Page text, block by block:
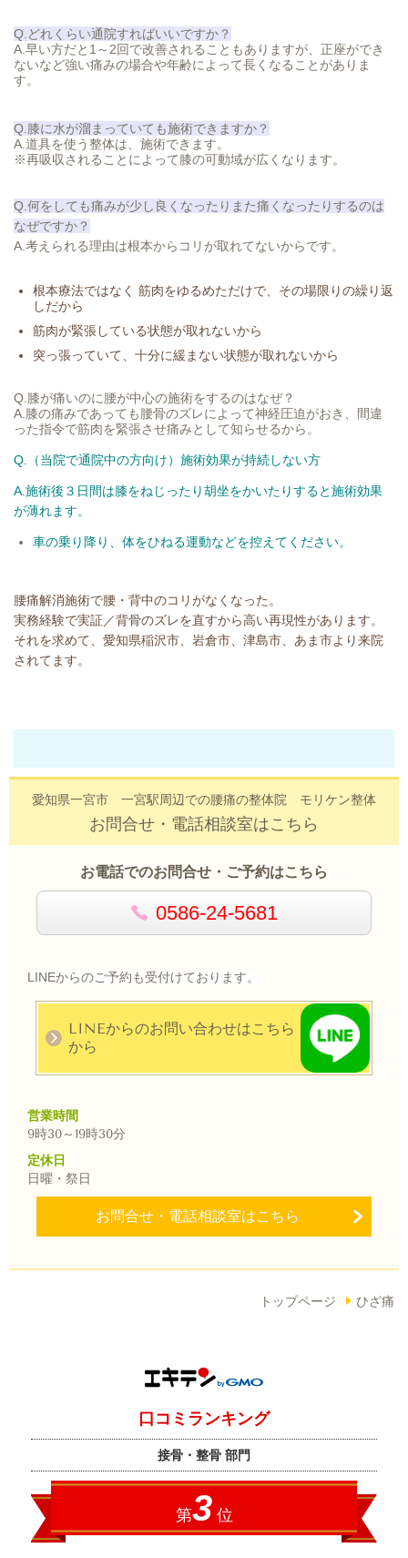
Q.どれくらい通院すればいいですか？
A.早い方だと1～2回で改善されることもありますが、正座ができ
ないなど強い痛みの場合や年齢によって長くなることがありま
す。
Q.膝に水が溜まっていても施術できますか？
A.道具を使う整体は、施術できます。
※再吸収されることによって膝の可動域が広くなります。
Q.何をしても痛みが少し良くなったりまた痛くなったりするのは
なぜですか？
A.考えられる理由は根本からコリが取れてないからです。
根本療法ではなく 筋肉をゆるめただけで、その場限りの繰り返
しだから
筋肉が緊張している状態が取れないから
突っ張っていて、十分に緩まない状態が取れないから
Q.膝が痛いのに腰が中心の施術をするのはなぜ？
A.膝の痛みであっても腰骨のズレによって神経圧迫がおき、間違
った指令で筋肉を緊張させ痛みとして知らせるから。
Q.（当院で通院中の方向け）施術効果が持続しない方
A.施術後３日間は膝をねじったり胡坐をかいたりすると施術効果
が薄れます。
車の乗り降り、 体をひねる運動などを控えてください。
腰痛解消施術で腰・背中のコリがなくなった。
実務経験で実証／背骨のズレを直すから高い再現性があります。
それを求めて、愛知県稲沢市、岩倉市、津島市、あま市より来院
されてます。
愛知県一宮市 一宮駅周辺での腰痛の整体院 モリケン整体
お問合せ・電話相談室はこちら
お電話でのお問合せ・ご予約はこちら
0586-24-5681
LINEからのご予約も受付けております。
LINEからのお問い合わせはこちら
から
営業時間
9時30～19時30分
定休日
日曜・祭日
お問合せ・電話相談室はこちら
トップページ ひざ痛